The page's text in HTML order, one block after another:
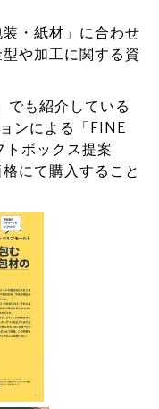
・紙材」に合わせ
や加工に関する資
でも紹介している
ンによる「FINE
ボックス提案
にて購入すること